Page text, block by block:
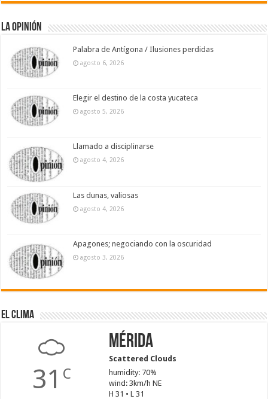
La Opinión
Palabra de Antígona / Ilusiones perdidas
agosto 6, 2026
Elegir el destino de la costa yucateca
agosto 5, 2026
Llamado a disciplinarse
agosto 4, 2026
Las dunas, valiosas
agosto 4, 2026
Apagones; negociando con la oscuridad
agosto 3, 2026
El Clima
31 C
Mérida
Scattered Clouds
humidity: 70%
wind: 3km/h NE
H 31 • L 31